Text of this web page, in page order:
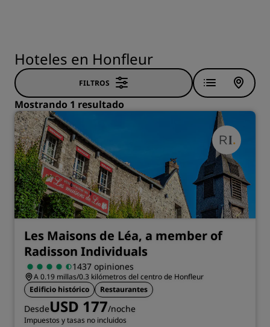
Hoteles en Honfleur
FILTROS
Mostrando 1 resultado
Les Maisons de Léa, a member of
Radisson Individuals
1437 opiniones
A 0.19 millas/0.3 kilómetros del centro de Honfleur
Edificio histórico
Restaurantes
DesdeUSD 177/noche
Impuestos y tasas no incluidos